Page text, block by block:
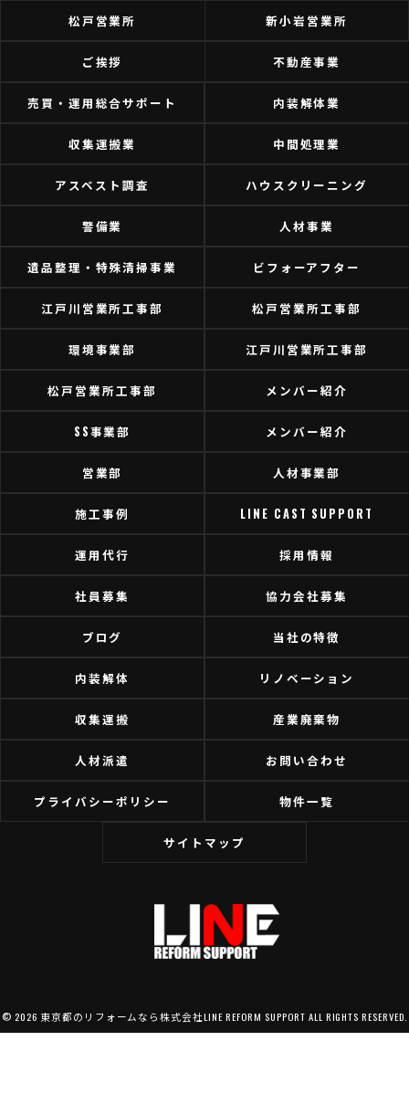
松戸営業所 新小岩営業所
ご挨拶 不動産事業
売買・運用総合サポート 内装解体業
収集運搬業 中間処理業
アスベスト調査 ハウスクリーニング
警備業 人材事業
遺品整理・特殊清掃事業 ビフォーアフター
江戸川営業所工事部 松戸営業所工事部
環境事業部 江戸川営業所工事部
松戸営業所工事部 メンバー紹介
SS事業部 メンバー紹介
営業部 人材事業部
施工事例 LINE CAST SUPPORT
運用代行 採用情報
社員募集 協力会社募集
ブログ 当社の特徴
内装解体 リノベーション
収集運搬 産業廃棄物
人材派遣 お問い合わせ
プライバシーポリシー 物件一覧
サイトマップ
© 2026 東京都のリフォームなら株式会社LINE REFORM SUPPORT ALL RIGHTS RESERVED.